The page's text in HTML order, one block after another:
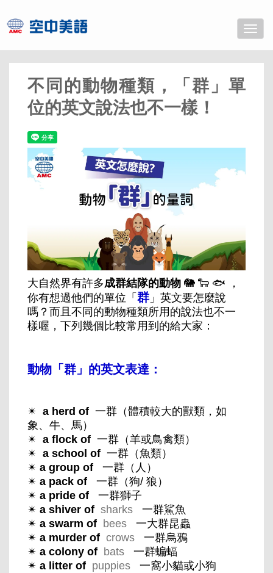
Toggle
不同的動物種類，「群」單
位的英文說法也不一樣！
大自然界有許多成群結隊的動物 🐘 🐑 🐟
，
你有想過他們的單位「 群 」英文要怎麼說
嗎？而且不同的動物種類所用的說法也不一
樣喔，下列幾個比較常用到的給大家：
動物「群」的英文表達：
✴ a herd of 一群（體積較大的獸類，如
象、牛、馬）
✴ a flock of 一群（羊或鳥禽類）
✴ a school of 一群（魚類）
✴ a group of
一群（人）
✴ a pack of
一群（狗/ 狼）
✴ a pride of 一群獅子
✴ a shiver of sharks 一群鯊魚
✴ a swarm of bees 一大群昆蟲
✴ a murder of crows 一群烏鴉
✴ a colony of bats 一群蝙蝠
✴ a litter of puppies
一窩小貓或小狗